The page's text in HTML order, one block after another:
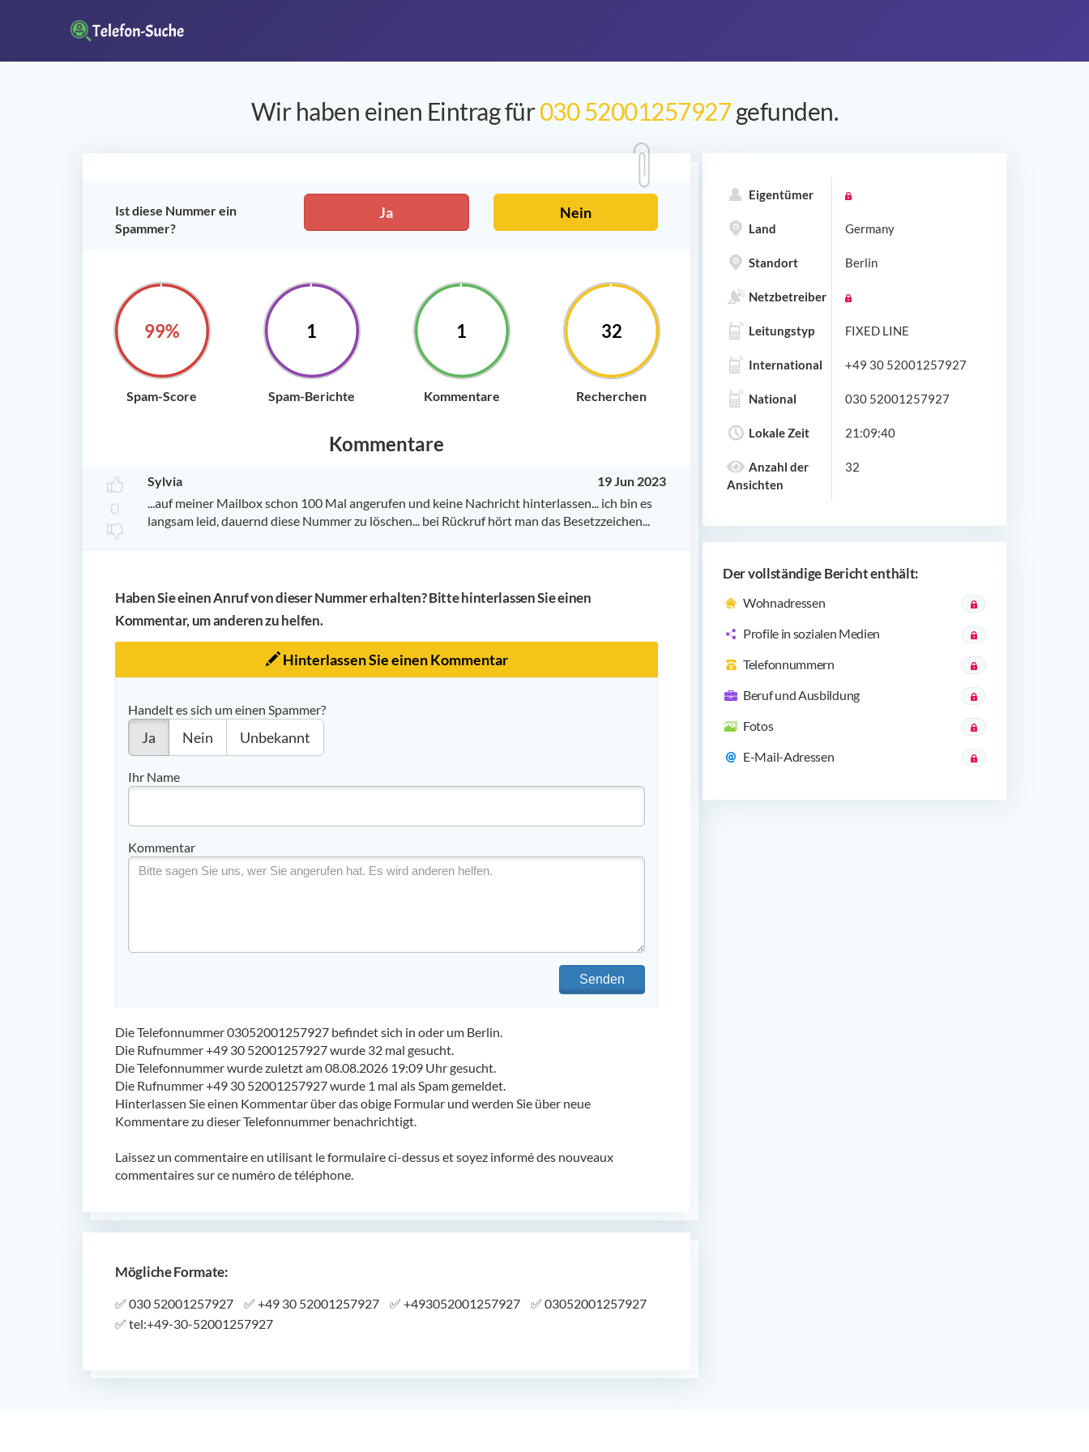
Wir haben einen Eintrag für030 52001257927gefunden.
Ist diese Nummer ein
Spammer?
Ja Nein
100%
Spam-Score
1
Spam-Berichte
1
Kommentare
32
Recherchen
Kommentare
0
Sylvia
19 Jun 2023
...auf meiner Mailbox schon 100 Mal angerufen und keine Nachricht hinterlassen... ich bin es
langsam leid, dauernd diese Nummer zu löschen... bei Rückruf hört man das Besetzzeichen...
Haben Sie einen Anruf von dieser Nummer erhalten? Bitte hinterlassen Sie einen
Kommentar, um anderen zu helfen.
Hinterlassen Sie einen Kommentar
Handelt es sich um einen Spammer?
Ja Nein Unbekannt
Ihr Name
Kommentar
Senden
Die Telefonnummer 03052001257927 befindet sich in oder um Berlin.
Die Rufnummer +49 30 52001257927 wurde 32 mal gesucht.
Die Telefonnummer wurde zuletzt am 08.08.2026 19:09 Uhr gesucht.
Die Rufnummer +49 30 52001257927 wurde 1 mal als Spam gemeldet.
Hinterlassen Sie einen Kommentar über das obige Formular und werden Sie über neue
Kommentare zu dieser Telefonnummer benachrichtigt.
Laissez un commentaire en utilisant le formulaire ci-dessus et soyez informé des nouveaux
commentaires sur ce numéro de téléphone.
Mögliche Formate:
✅ 030 52001257927 ✅ +49 30 52001257927 ✅ +493052001257927 ✅ 03052001257927
✅ tel:+49-30-52001257927
Eigentümer
Land Germany
Standort Berlin
Netzbetreiber
Leitungstyp FIXED LINE
International +49 30 52001257927
National 030 52001257927
Lokale Zeit 21:09:40
Anzahl der
Ansichten
32
Der vollständige Bericht enthält:
Wohnadressen
Profile in sozialen Medien
Telefonnummern
Beruf und Ausbildung
Fotos
E-Mail-Adressen